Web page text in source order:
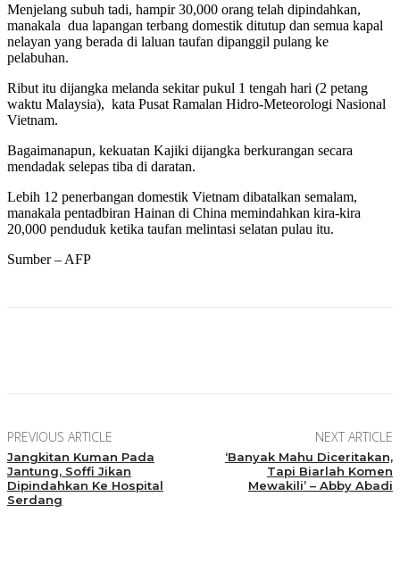
Menjelang subuh tadi, hampir 30,000 orang telah dipindahkan,
manakala dua lapangan terbang domestik ditutup dan semua kapal
nelayan yang berada di laluan taufan dipanggil pulang ke
pelabuhan.
Ribut itu dijangka melanda sekitar pukul 1 tengah hari (2 petang
waktu Malaysia), kata Pusat Ramalan Hidro-Meteorologi Nasional
Vietnam.
Bagaimanapun, kekuatan Kajiki dijangka berkurangan secara
mendadak selepas tiba di daratan.
Lebih 12 penerbangan domestik Vietnam dibatalkan semalam,
manakala pentadbiran Hainan di China memindahkan kira-kira
20,000 penduduk ketika taufan melintasi selatan pulau itu.
Sumber – AFP
PREVIOUS ARTICLE
Jangkitan Kuman Pada
Jantung, Soffi Jikan
Dipindahkan Ke Hospital
Serdang
NEXT ARTICLE
‘Banyak Mahu Diceritakan,
Tapi Biarlah Komen
Mewakili’ – Abby Abadi